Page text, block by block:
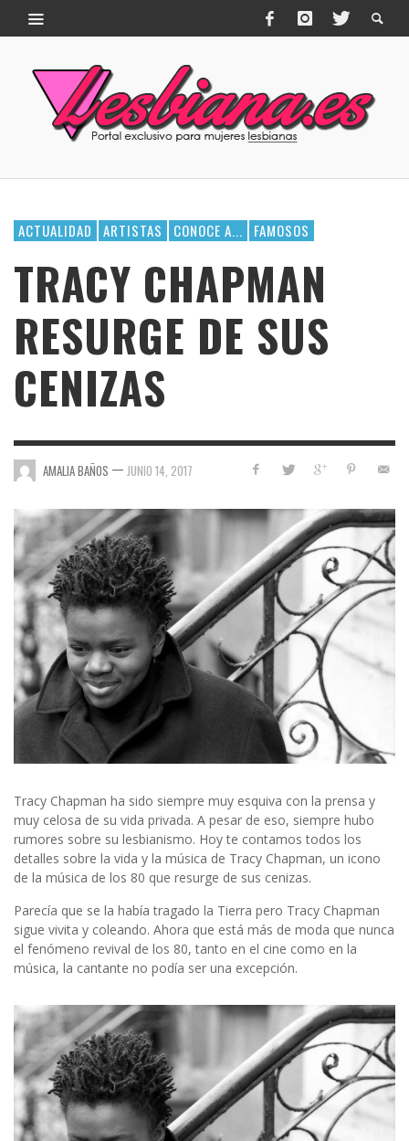
ACTUALIDAD ARTISTAS CONOCE A... FAMOSOS
TRACY CHAPMAN
RESURGE DE SUS
CENIZAS
AMALIA BAÑOS — JUNIO 14, 2017
Tracy Chapman ha sido siempre muy esquiva con la prensa y
muy celosa de su vida privada. A pesar de eso, siempre hubo
rumores sobre su lesbianismo. Hoy te contamos todos los
detalles sobre la vida y la música de Tracy Chapman, un icono
de la música de los 80 que resurge de sus cenizas.
Parecía que se la había tragado la Tierra pero Tracy Chapman
sigue vivita y coleando. Ahora que está más de moda que nunca
el fenómeno revival de los 80, tanto en el cine como en la
música, la cantante no podía ser una excepción.